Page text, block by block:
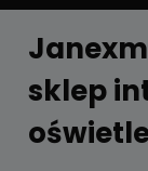
sklep